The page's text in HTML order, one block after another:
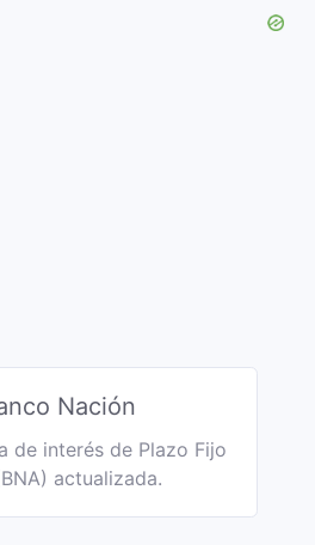
Nación
de interés de Plazo Fijo
actualizada.